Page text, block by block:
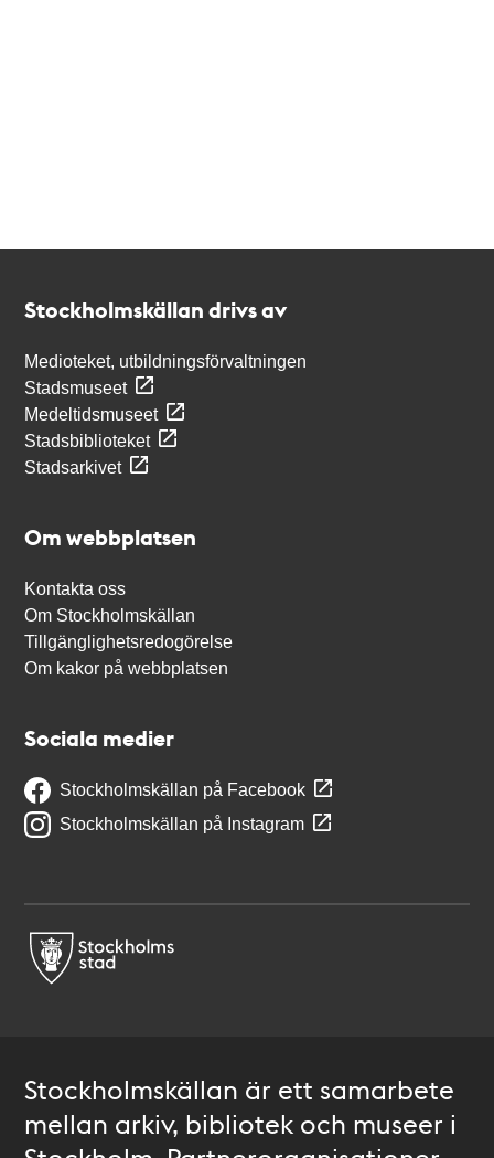
Stockholmskällan drivs av
Medioteket, utbildningsförvaltningen
Stadsmuseet
Medeltidsmuseet
Stadsbiblioteket
Stadsarkivet
Om webbplatsen
Kontakta oss
Om Stockholmskällan
Tillgänglighetsredogörelse
Om kakor på webbplatsen
Sociala medier
Stockholmskällan på Facebook
Stockholmskällan på Instagram
Stockholmskällan är ett samarbete
mellan arkiv, bibliotek och museer i